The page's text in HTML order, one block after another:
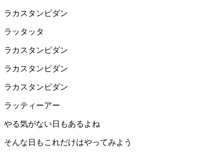
ラカスタンピダン
ラッタッタ
ラカスタンピダン
ラカスタンピダン
ラカスタンピダン
ラッティーアー
やる気がない日もあるよね
そんな日もこれだけはやってみよう